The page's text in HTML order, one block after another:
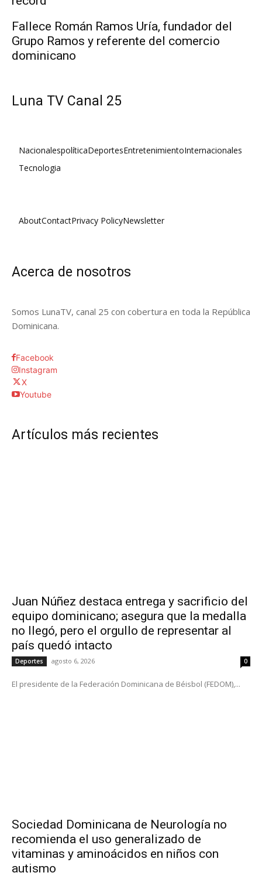
Fallece Román Ramos Uría, fundador del
Grupo Ramos y referente del comercio
dominicano
Luna TV Canal 25
NacionalespolíticaDeportesEntretenimientoInternacionales
Tecnologia
AboutContactPrivacy PolicyNewsletter
Acerca de nosotros
Somos LunaTV, canal 25 con cobertura en toda la República
Dominicana.
Facebook
Instagram
X
Youtube
Artículos más recientes
Juan Núñez destaca entrega y sacrificio del
equipo dominicano; asegura que la medalla
no llegó, pero el orgullo de representar al
país quedó intacto
Deportes agosto 6, 2026 0
El presidente de la Federación Dominicana de Béisbol (FEDOM),...
Sociedad Dominicana de Neurología no
recomienda el uso generalizado de
vitaminas y aminoácidos en niños con
autismo